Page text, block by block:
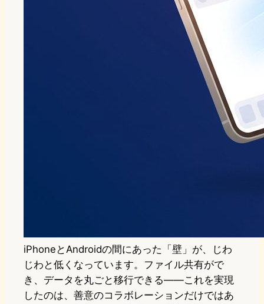
iPhoneとAndroidの間にあった「壁」が、じわ
じわと低くなっています。ファイル共有がで
き、データを丸ごと移行できる——これを実現
したのは、善意のコラボレーションだけではあ